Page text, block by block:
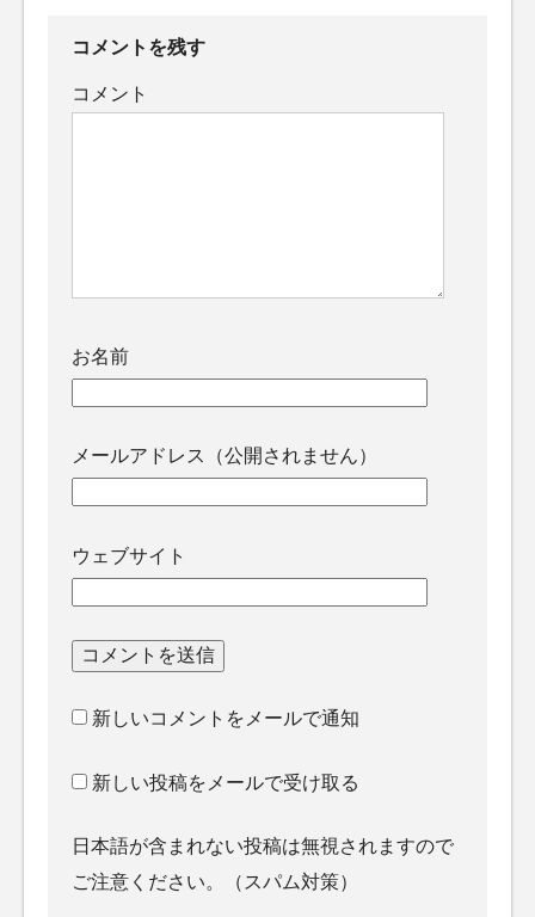
コメントを残す
コメント
お名前
メールアドレス（公開されません）
ウェブサイト
新しいコメントをメールで通知
新しい投稿をメールで受け取る
日本語が含まれない投稿は無視されますので
ご注意ください。（スパム対策）